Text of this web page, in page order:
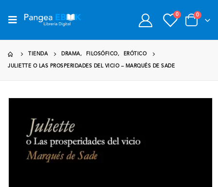
0 0
TIENDA DRAMA, FILOSÓFICO, ERÓTICO
JULIETTE O LAS PROSPERIDADES DEL VICIO – MARQUÉS DE SADE